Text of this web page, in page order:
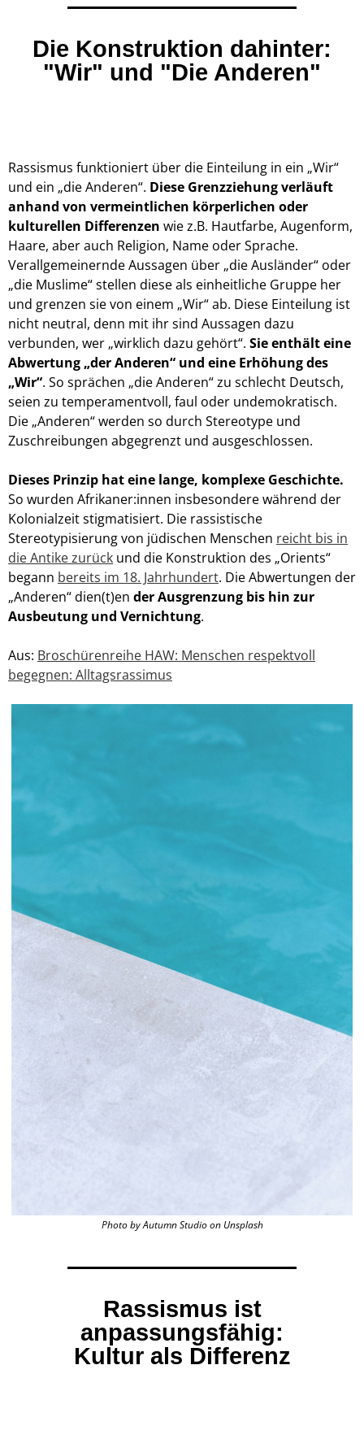
Die Konstruktion dahinter:
"Wir" und "Die Anderen"
Rassismus funktioniert über die Einteilung in ein „Wir“
und ein „die Anderen“. Diese Grenzziehung verläuft
anhand von vermeintlichen körperlichen oder
kulturellen Differenzen wie z.B. Hautfarbe, Augenform,
Haare, aber auch Religion, Name oder Sprache.
Verallgemeinernde Aussagen über „die Ausländer“ oder
„die Muslime“ stellen diese als einheitliche Gruppe her
und grenzen sie von einem „Wir“ ab. Diese Einteilung ist
nicht neutral, denn mit ihr sind Aussagen dazu
verbunden, wer „wirklich dazu gehört“. Sie enthält eine
Abwertung „der Anderen“ und eine Erhöhung des
„Wir“. So sprächen „die Anderen“ zu schlecht Deutsch,
seien zu temperamentvoll, faul oder undemokratisch.
Die „Anderen“ werden so durch Stereotype und
Zuschreibungen abgegrenzt und ausgeschlossen.
Dieses Prinzip hat eine lange, komplexe Geschichte.
So wurden Afrikaner:innen insbesondere während der
Kolonialzeit stigmatisiert. Die rassistische
Stereotypisierung von jüdischen Menschen reicht bis in
die Antike zurück und die Konstruktion des „Orients“
begann bereits im 18. Jahrhundert. Die Abwertungen der
„Anderen“ dien(t)en der Ausgrenzung bis hin zur
Ausbeutung und Vernichtung.
Aus: Broschürenreihe HAW: Menschen respektvoll
begegnen: Alltagsrassimus
Photo by Autumn Studio on Unsplash
Rassismus ist
anpassungsfähig:
Kultur als Differenz